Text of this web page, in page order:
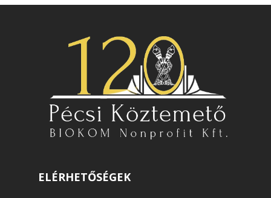
ELÉRHETŐSÉGEK